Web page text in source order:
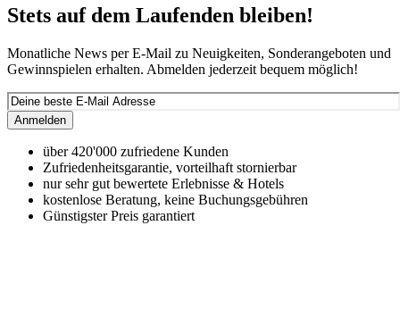
Stets auf dem Laufenden bleiben!
Monatliche News per E-Mail zu Neuigkeiten, Sonderangeboten und
Gewinnspielen erhalten. Abmelden jederzeit bequem möglich!
Anmelden
über 420'000 zufriedene Kunden
Zufriedenheitsgarantie, vorteilhaft stornierbar
nur sehr gut bewertete Erlebnisse & Hotels
kostenlose Beratung, keine Buchungsgebühren
Günstigster Preis garantiert